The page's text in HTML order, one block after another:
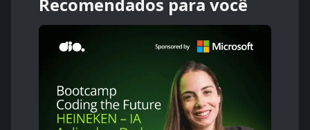
Recomendados para você